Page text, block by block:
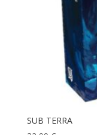
SUB TERRA